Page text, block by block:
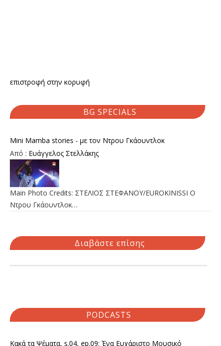
επιστροφή στην κορυφή
BG SPECIALS
Mini Mamba stories - με τον Ντρου Γκάουντλοκ
Από : Ευάγγελος Στελλάκης
Main Photo Credits: ΣΤΕΛΙΟΣ ΣΤΕΦΑΝΟΥ/EUROKINISSI Ο
Ντρου Γκάουντλοκ…
Διαβάστε επίσης
PODCASTS
Κακά τα Ψέματα, s.04, ep.09: Ένα Ευχάριστο Μουσικό